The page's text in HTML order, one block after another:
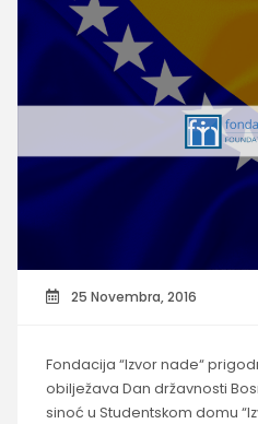
25 Novembra, 2016
Fondacija “Izvor nade“
obilježava Dan državnosti
sinoć u Studentskom domu